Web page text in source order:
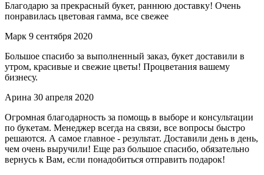
Благодарю за прекрасный букет, раннюю доставку! Очень
понравилась цветовая гамма, все свежее
Марк 9 сентября 2020
Большое спасибо за выполненный заказ, букет доставили в
утром, красивые и свежие цветы! Процветания вашему
бизнесу.
Арина 30 апреля 2020
Огромная благодарность за помощь в выборе и консультации
по букетам. Менеджер всегда на связи, все вопросы быстро
решаются. А самое главное - результат. Доставили день в день,
чем очень выручили! Еще раз большое спасибо, обязательно
вернусь к Вам, если понадобиться отправить подарок!